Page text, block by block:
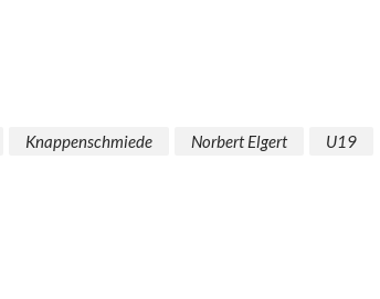
Knappenschmiede Norbert Elgert U19